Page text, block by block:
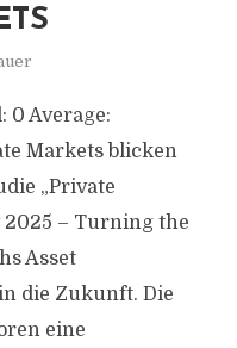
0 Average:
Markets blicken
„Private
2025 – Turning the
Asset
die Zukunft. Die
eine